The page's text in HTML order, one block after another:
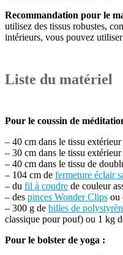
Recommandation pour le
utilisez des tissus robustes,
intérieurs, vous pouvez
Liste du matériel
Pour le coussin de
– 40 cm dans le tissu
– 30 cm dans le tissu
– 40 cm dans le tissu de
– 104 cm de fermeture éclair
– du fil à coudre de couleur
– des pinces Wonder Clips ou
– 300 g de billes de
classique pour pouf) ou 1 kg
Pour le bolster de yoga :